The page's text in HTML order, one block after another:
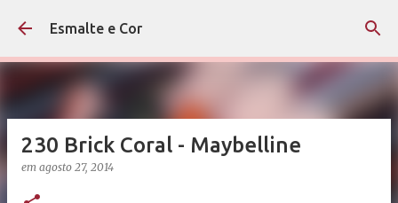
Pular para o conteúdo principal
Esmalte e Cor
230 Brick Coral - Maybelline
em agosto 27, 2014